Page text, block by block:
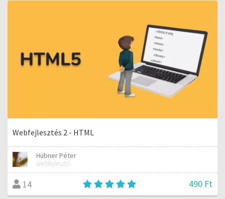
Webfejlesztés 2 - HTML
Hübner Péter
webfejlesztő
14 490 Ft